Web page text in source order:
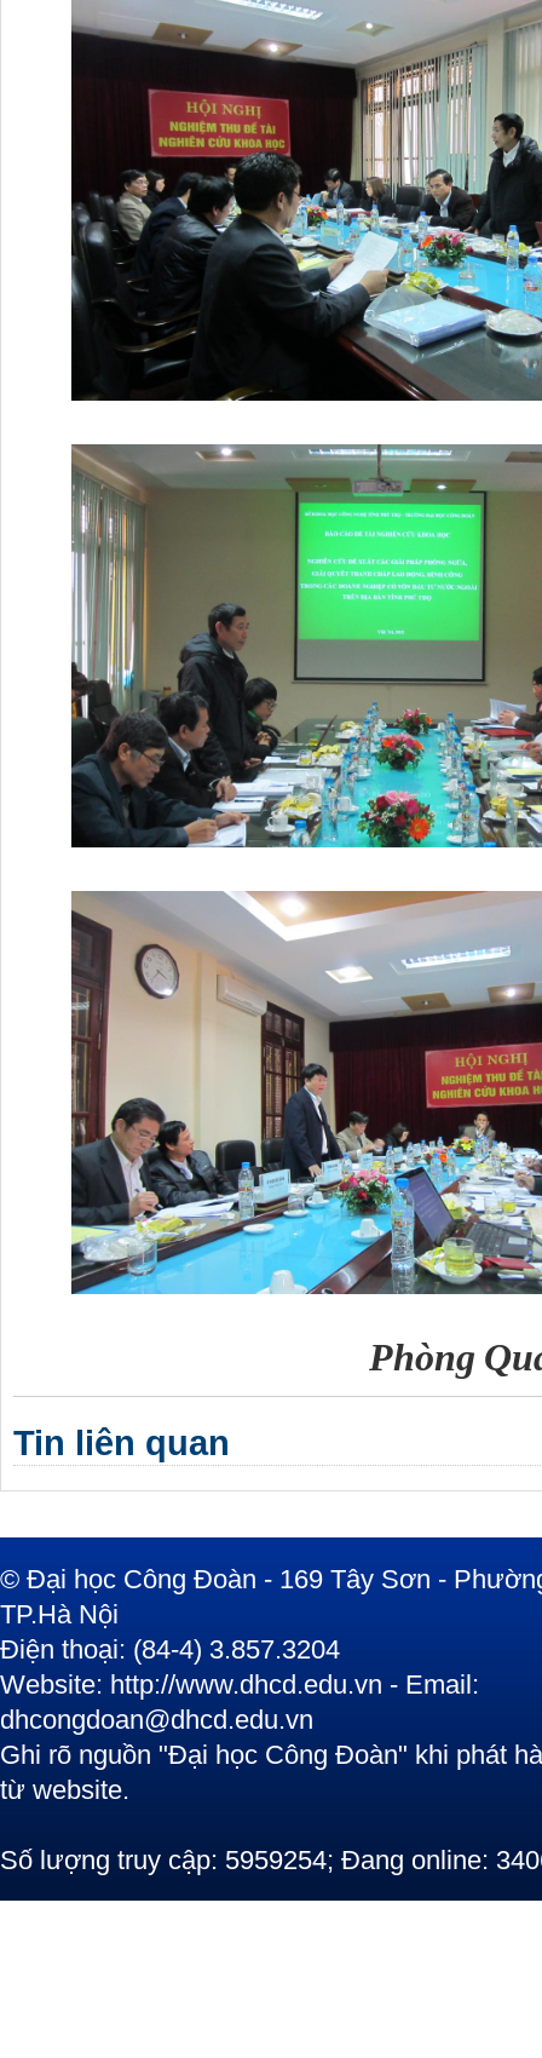
Phòng Quản
Tin liên quan
© Đại học Công Đoàn - 169 Tây Sơn -
TP.Hà Nội
Điện thoại: (84-4) 3.857.3204
Website: http://www.dhcd.edu.vn - Email:
dhcongdoan@dhcd.edu.vn
Ghi rõ nguồn "Đại học Công Đoàn" khi phát
từ website.
Số lượng truy cập: 5959254; Đang online: